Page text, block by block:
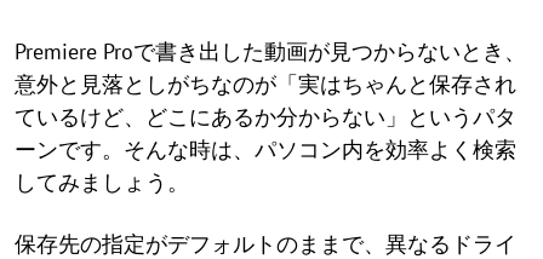
Premiere Proで書き出した動画が見つからないとき、
意外と見落としがちなのが「実はちゃんと保存され
ているけど、どこにあるか分からない」というパタ
ーンです。そんな時は、パソコン内を効率よく検索
してみましょう。
保存先の指定がデフォルトのままで、異なるドライ